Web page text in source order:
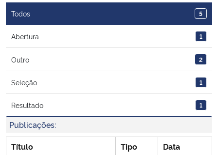
Ministério do Meio Ambiente
Ministério do Turismo
Ministério do Desenvolvimento Regional
Ministério da Mulher, da Família e dos Direitos Humanos
Todos 5
Abertura 1
Outro 2
Seleção 1
Resultado 1
Publicações:
Título Tipo
Data